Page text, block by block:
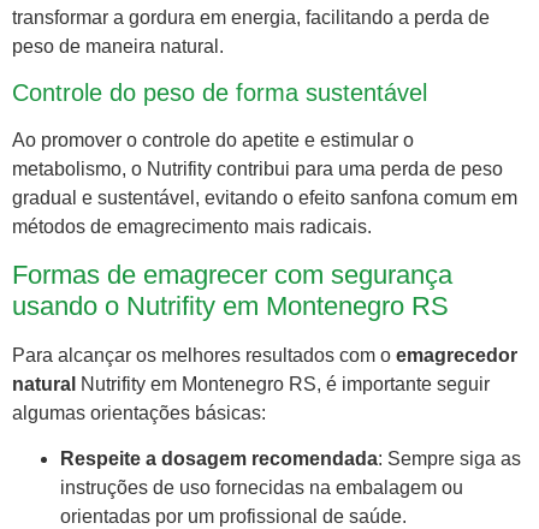
transformar a gordura em energia, facilitando a perda de
peso de maneira natural.
Controle do peso de forma sustentável
Ao promover o controle do apetite e estimular o
metabolismo, o Nutrifity contribui para uma perda de peso
gradual e sustentável, evitando o efeito sanfona comum em
métodos de emagrecimento mais radicais.
Formas de emagrecer com segurança
usando o Nutrifity em Montenegro RS
Para alcançar os melhores resultados com o emagrecedor
natural Nutrifity em Montenegro RS, é importante seguir
algumas orientações básicas:
Respeite a dosagem recomendada: Sempre siga as
instruções de uso fornecidas na embalagem ou
orientadas por um profissional de saúde.